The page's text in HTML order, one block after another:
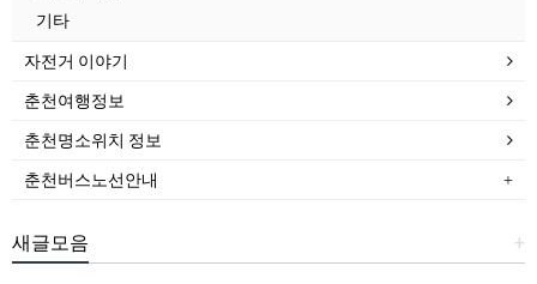
기타
자전거 이야기
춘천여행정보
춘천명소위치 정보
춘천버스노선안내
+
새글모음